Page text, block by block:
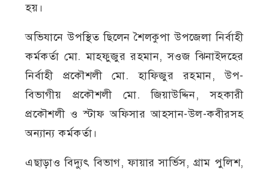
হয়।
অভিযানে উপস্থিত ছিলেন শৈলকুপা উপজেলা নির্বাহী
কর্মকর্তা মো. মাহফুজুর রহমান, সওজ ঝিনাইদহের
নির্বাহী প্রকৌশলী মো. হাফিজুর রহমান, উপ-
বিভাগীয় প্রকৌশলী মো. জিয়াউদ্দিন, সহকারী
প্রকৌশলী ও স্টাফ অফিসার আহসান-উল-কবীরসহ
অন্যান্য কর্মকর্তা।
এছাড়াও বিদ্যুৎ বিভাগ, ফায়ার সার্ভিস, গ্রাম পুলিশ,